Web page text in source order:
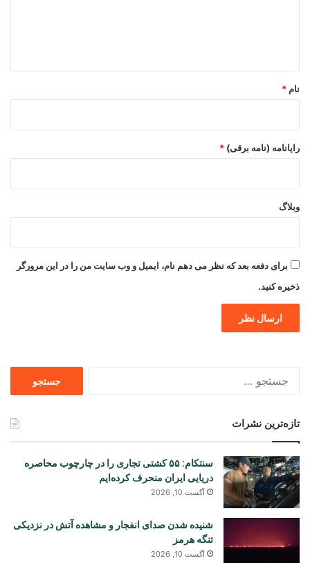
نام *
رایانامه (نامه برقی) *
وبلاگ
برای دفعه بعد که نظر می دهم نام، ایمیل و وب سایت من را در این مرورگر
ذخیره کنید.
تازه‌ترین نشرات
سنتکام: ۵۵ کشتی تجاری را در چارچوب محاصره
دریایی ایران منحرف کرده‌ایم
آگست 10, 2026
شنیده شدن صدای انفجار و مشاهده آتش در نزدیکی
تنگه هرمز
آگست 10, 2026